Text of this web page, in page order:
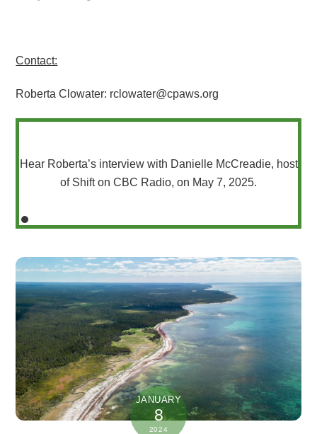
Contact:
Roberta Clowater: rclowater@cpaws.org
Hear Roberta’s interview with Danielle McCreadie, host
of Shift on CBC Radio, on May 7, 2025.
JANUARY
8
2024